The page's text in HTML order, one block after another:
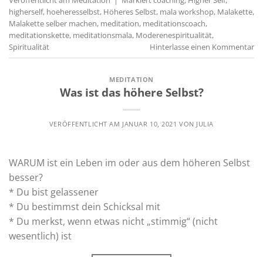
higherself, hoeheresselbst, Höheres Selbst, mala workshop, Malakette,
Malakette selber machen, meditation, meditationscoach,
meditationskette, meditationsmala, Moderenespiritualität,
Spiritualität
Hinterlasse einen Kommentar
MEDITATION
Was ist das höhere Selbst?
VERÖFFENTLICHT AM JANUAR 10, 2021 VON JULIA
WARUM ist ein Leben im oder aus dem höheren Selbst
besser?
* Du bist gelassener
* Du bestimmst dein Schicksal mit
* Du merkst, wenn etwas nicht „stimmig“ (nicht
wesentlich) ist